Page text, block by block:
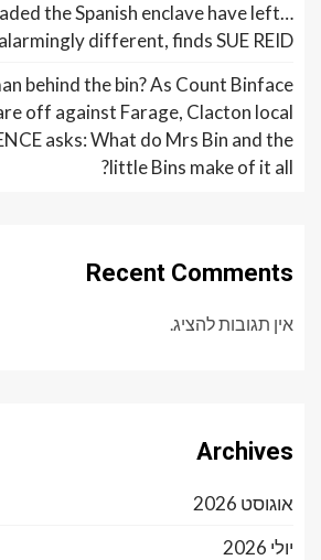
the Spanish enclave have left…
different, finds SUE REID
behind the bin? As Count Binface
off against Farage, Clacton local
asks: What do Mrs Bin and the
little Bins make of it all?
Recent Comments
אין תגובות להציג.
Archives
אוגוסט 2026
יולי 2026